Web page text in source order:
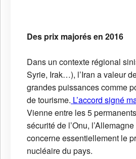
Des prix majorés en 2016
Dans un contexte régional
Syrie, Irak…), l’Iran a valeur
grandes puissances comme
de tourisme. L’accord signé
Vienne entre les 5
sécurité de l’Onu,
concerne essentiellement le
nucléaire du pays.